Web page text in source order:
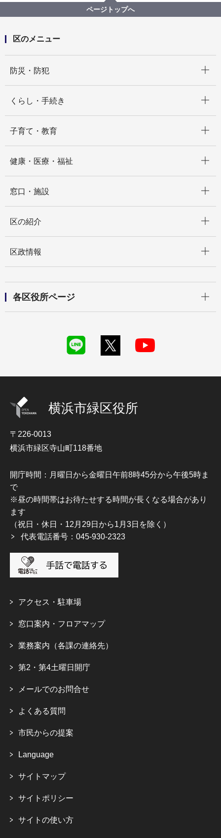
町の落書きをなくしたいページトップへ
区のメニュー
防災・防犯
くらし・手続き
子育て・教育
健康・医療・福祉
窓口・施設
区の紹介
区政情報
各区役所ページ
横浜市緑区役所
〒226-0013
横浜市緑区寺山町118番地
開庁時間：月曜日から金曜日午前8時45分から午後5時ま
で
※昼の時間帯はお待たせする時間が長くなる場合があり
ます
（祝日・休日・12月29日から1月3日を除く）
代表電話番号：045-930-2323
アクセス・駐車場
窓口案内・フロアマップ
業務案内（各課の連絡先）
第2・第4土曜日開庁
メールでのお問合せ
よくある質問
市民からの提案
Language
サイトマップ
サイトポリシー
サイトの使い方